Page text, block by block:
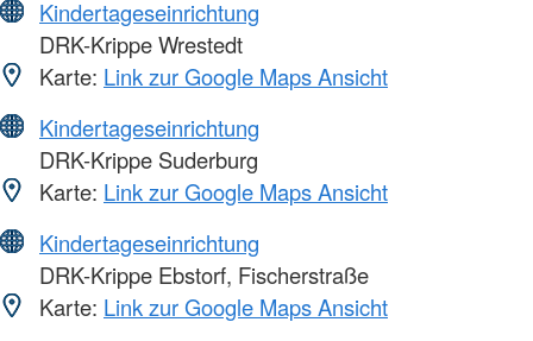
Kindertageseinrichtung
DRK-Krippe Wrestedt
Karte: Link zur Google Maps Ansicht
Kindertageseinrichtung
DRK-Krippe Suderburg
Karte: Link zur Google Maps Ansicht
Kindertageseinrichtung
DRK-Krippe Ebstorf, Fischerstraße
Karte: Link zur Google Maps Ansicht